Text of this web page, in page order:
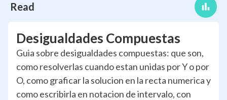
Read
Desigualdades Compuestas
Guia sobre desigualdades compuestas: que son,
como resolverlas cuando estan unidas por Y o por
O, como graficar la solucion en la recta numerica y
como escribirla en notacion de intervalo, con